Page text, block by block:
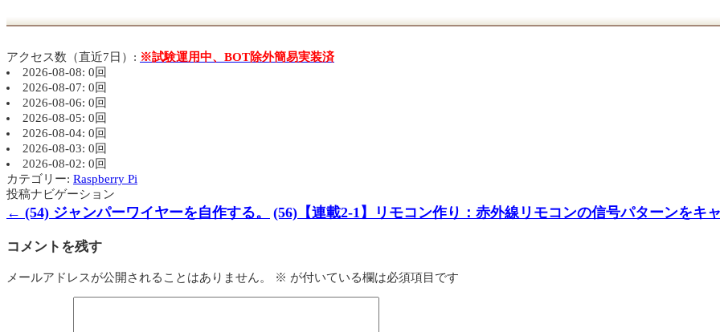
アクセス数（直近7日）: ※試験運用中、BOT除外簡易実装済
2026-08-08: 0回
2026-08-07: 0回
2026-08-06: 0回
2026-08-05: 0回
2026-08-04: 0回
2026-08-03: 0回
2026-08-02: 0回
カテゴリー: Raspberry Pi
投稿ナビゲーション
← (54) ジャンパーワイヤーを自作する。 (56)【連載2-1】リモコン作り：赤外線リモコンの信号パターンをキ
コメントを残す
メールアドレスが公開されることはありません。 ※ が付いている欄は必須項目です